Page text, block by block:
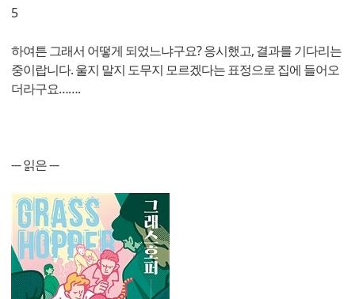
5
하여튼 그래서 어떻게 되었느냐구요? 응시했고, 결과를 기다리는
중이랍니다. 울지 말지 도무지 모르겠다는 표정으로 집에 들어오
더라구요…….
--- 읽은 ---